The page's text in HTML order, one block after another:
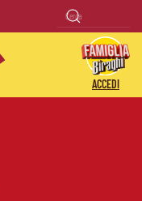
ACCEDI